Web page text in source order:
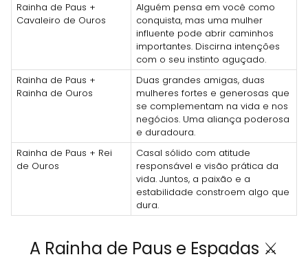
Rainha de Paus +
Cavaleiro de Ouros
Alguém pensa em você como
conquista, mas uma mulher
influente pode abrir caminhos
importantes. Discirna intenções
com o seu instinto aguçado.
Rainha de Paus +
Rainha de Ouros
Duas grandes amigas, duas
mulheres fortes e generosas que
se complementam na vida e nos
negócios. Uma aliança poderosa
e duradoura.
Rainha de Paus + Rei
de Ouros
Casal sólido com atitude
responsável e visão prática da
vida. Juntos, a paixão e a
estabilidade constroem algo que
dura.
A Rainha de Paus e Espadas ⚔️